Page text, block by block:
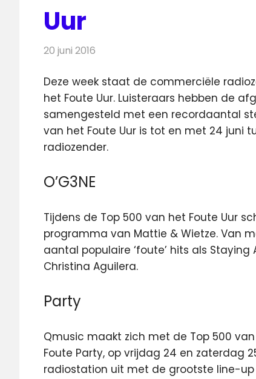
Uur
20 juni 2016
Deze week staat de commerciële
het Foute Uur. Luisteraars hebben de
samengesteld met een recordaantal
van het Foute Uur is tot en met 24 juni
radiozender.
O’G3NE
Tijdens de Top 500 van het Foute Uur
programma van Mattie & Wietze. Van
aantal populaire ‘foute’ hits als
Christina Aguilera.
Party
Qmusic maakt zich met de Top 500
Foute Party, op vrijdag 24 en zaterdag
radiostation uit met de grootste line-up